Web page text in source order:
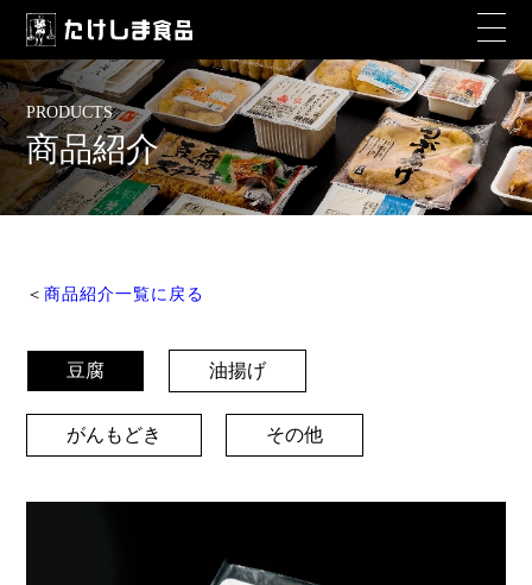
PRODUCTS
商品紹介
＜商品紹介一覧に戻る
豆腐 油揚げ
がんもどき その他